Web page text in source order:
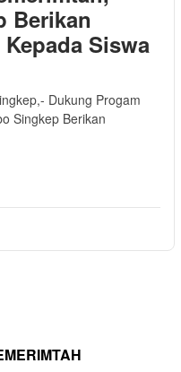
Berikan
Siswa
Dukung Progam
Singkep Berikan